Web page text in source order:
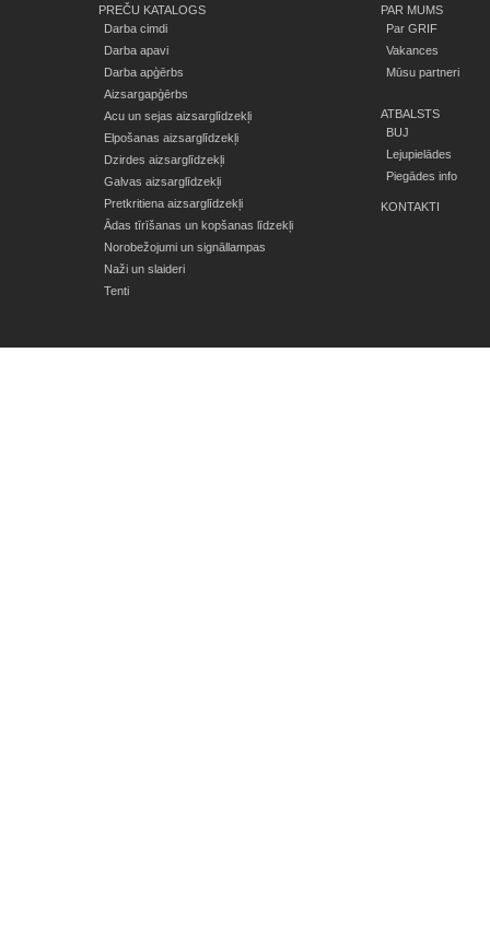
PREČU KATALOGS
Darba cimdi
Darba apavi
Darba apģērbs
Aizsargapģērbs
Acu un sejas aizsarglīdzekļi
Elpošanas aizsarglīdzekļi
Dzirdes aizsarglīdzekļi
Galvas aizsarglīdzekļi
Pretkritiena aizsarglīdzekļi
Ādas tīrīšanas un kopšanas līdzekļi
Norobežojumi un signāllampas
Naži un slaideri
Tenti
PAR MUMS
Par GRIF
Vakances
Mūsu partneri
ATBALSTS
BUJ
Lejupielādes
Piegādes info
KONTAKTI